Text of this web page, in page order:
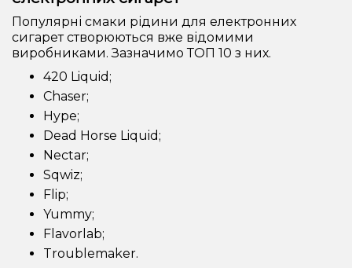
Популярні смаки рідини для електронних
сигарет створюються вже відомими
виробниками. Зазначимо ТОП 10 з них.
420 Liquid;
Chaser;
Hype;
Dead Horse Liquid;
Nectar;
Sqwiz;
Flip;
Yummy;
Flavorlab;
Troublemaker.